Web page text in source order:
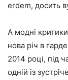
erdem, досить
А модні
нова річ в
2014 році, під
одній із